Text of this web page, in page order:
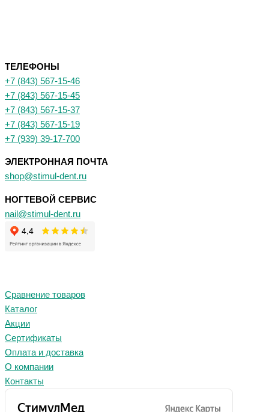
ТЕЛЕФОНЫ
+7 (843) 567-15-46
+7 (843) 567-15-45
+7 (843) 567-15-37
+7 (843) 567-15-19
+7 (939) 39-17-700
ЭЛЕКТРОННАЯ ПОЧТА
shop@stimul-dent.ru
НОГТЕВОЙ СЕРВИС
nail@stimul-dent.ru
Сравнение товаров
Каталог
Акции
Сертификаты
Оплата и доставка
О компании
Контакты